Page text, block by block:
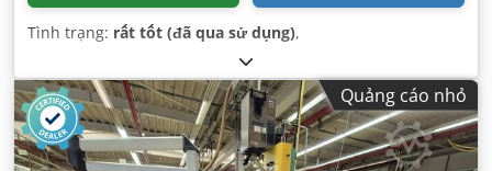
Tình trạng: rất tốt (đã qua sử dụng),
Quảng cáo nhỏ